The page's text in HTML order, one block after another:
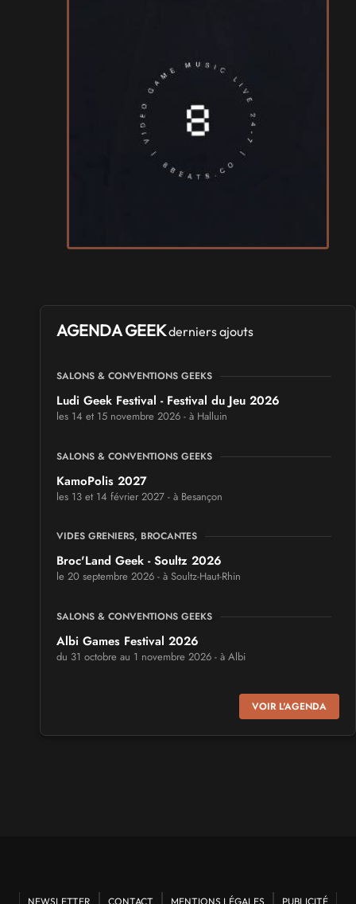
AGENDA GEEKderniers ajouts
SALONS & CONVENTIONS GEEKS
Ludi Geek Festival - Festival du Jeu 2026
les 14 et 15 novembre 2026 - à Halluin
SALONS & CONVENTIONS GEEKS
KamoPolis 2027
les 13 et 14 février 2027 - à Besançon
VIDES GRENIERS, BROCANTES
Broc'Land Geek - Soultz 2026
le 20 septembre 2026 - à Soultz-Haut-Rhin
SALONS & CONVENTIONS GEEKS
Albi Games Festival 2026
du 31 octobre au 1 novembre 2026 - à Albi
Virtual Calais - salon du jeu vidéo et des loisirs
numériques 2026
Mang'Azur 2027
VOIR L'AGENDA
NEWSLETTER CONTACT MENTIONS LÉGALES PUBLICITÉ